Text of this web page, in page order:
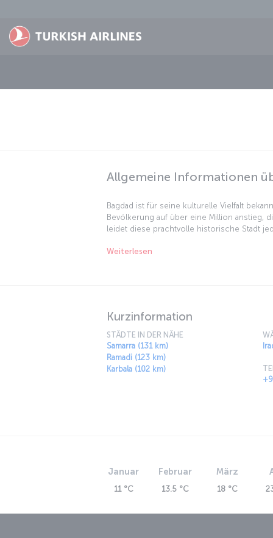
Allgemeine Informationen
Bagdad ist für seine kulturelle Vielfalt
Bevölkerung auf über eine Million anstieg,
leidet diese prachtvolle historische Stadt
der Reiseplanung sollten Sie jedoch beim
Weiterlesen
Kurzinformation
STÄDTE IN DER NÄHE
Samarra (131 km)
Ramadi (123 km)
Karbala (102 km)
Januar
11 °C
Februar
13.5 °C
März
18 °C